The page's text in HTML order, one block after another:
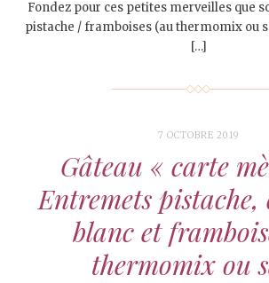
Fondez pour ces petites merveilles que
pistache / framboises (au thermomix ou
[…]
7 OCTOBRE 2019
Gâteau « carte
Entremets pistache,
blanc et
thermomix ou